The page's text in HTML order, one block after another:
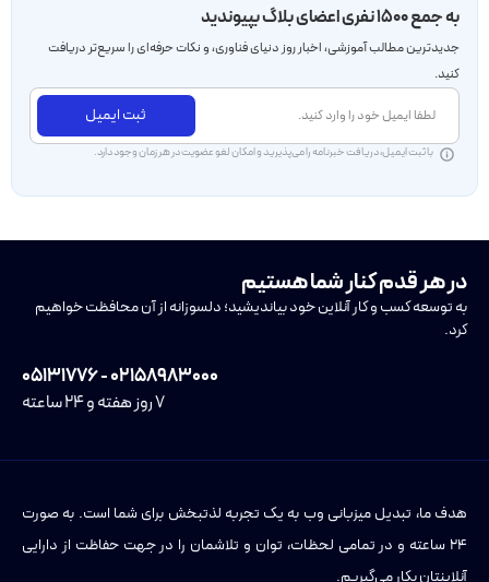
به جمع ۱۵۰۰ نفری اعضای بلاگ بپیوندید
جدید‌ترین مطالب آموزشی، اخبار روز دنیای فناوری، و نکات حرفه‌ای را سریع‌تر دریافت
کنید.
ثبت ایمیل
با ثبت ایمیل، دریافت خبرنامه را می‌پذیرید و امکان لغو عضویت در هر زمان وجود دارد.
در هر قدم کنار شما هستیم
به توسعه کسب و کار آنلاین خود بیاندیشید؛ دلسوزانه از آن محافظت خواهیم
کرد.
۰۲۱۵۸۹۸۳۰۰۰ - ۰۵۱۳۱۷۷۶
۷ روز هفته و ۲۴ ساعته
هدف ما، تبدیل میزبانی وب به یک تجربه لذتبخش برای شما است. به صورت
۲۴ ساعته و در تمامی لحظات، توان و تلاشمان را در جهت حفاظت از دارایی
آنلاینتان بکار می‌گیریم.